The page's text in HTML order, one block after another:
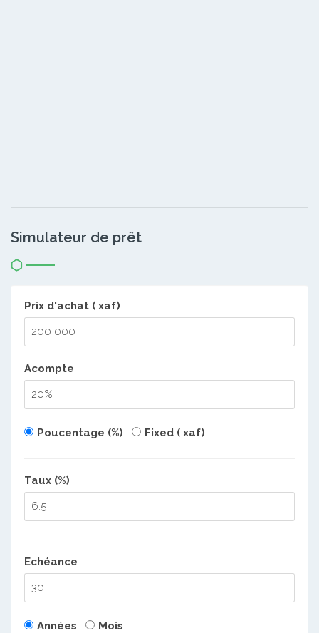
Simulateur de prêt
Prix d'achat ( xaf)
Acompte
Poucentage (%) Fixed ( xaf)
Taux (%)
Echéance
Années Mois